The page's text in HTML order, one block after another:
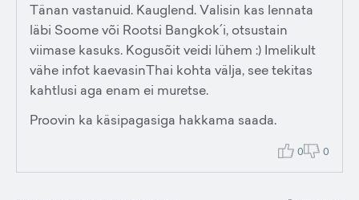
Tänan vastanuid. Kauglend. Valisin kas lennata
läbi Soome või Rootsi Bangkok´i, otsustain
viimase kasuks. Kogusõit veidi lühem :) Imelikult
vähe infot kaevasinThai kohta välja, see tekitas
kahtlusi aga enam ei muretse.
Proovin ka käsipagasiga hakkama saada.
0 0